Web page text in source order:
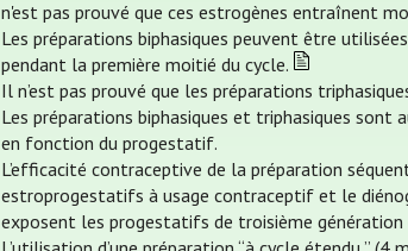
n'est pas prouvé que ces estrogènes entraînent
Les préparations biphasiques peuvent être
pendant la première moitié du cycle.
Il n’est pas prouvé que les préparations
Les préparations biphasiques et triphasiques
en fonction du progestatif.
L’efficacité contraceptive de la préparation
estroprogestatifs à usage contraceptif et le
exposent les progestatifs de troisième génération